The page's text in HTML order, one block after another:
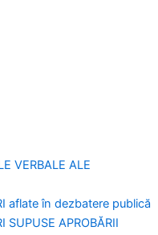
VERBALE ALE
aflate în dezbatere publică
SUPUSE APROBĂRII